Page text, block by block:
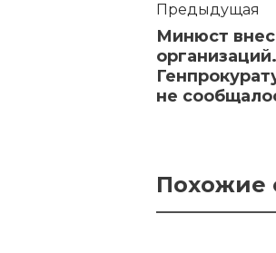
Предыдущая
Минюст
не
Похожие